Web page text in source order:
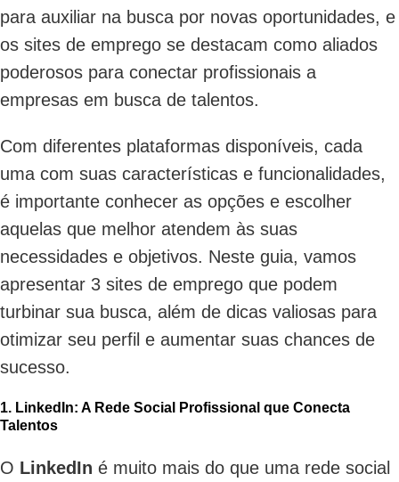
para auxiliar na busca por novas oportunidades, e
os sites de emprego se destacam como aliados
poderosos para conectar profissionais a
empresas em busca de talentos.
Com diferentes plataformas disponíveis, cada
uma com suas características e funcionalidades,
é importante conhecer as opções e escolher
aquelas que melhor atendem às suas
necessidades e objetivos. Neste guia, vamos
apresentar 3 sites de emprego que podem
turbinar sua busca, além de dicas valiosas para
otimizar seu perfil e aumentar suas chances de
sucesso.
1. LinkedIn: A Rede Social Profissional que Conecta
Talentos
O LinkedIn é muito mais do que uma rede social